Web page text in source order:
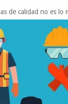
de calidad no es